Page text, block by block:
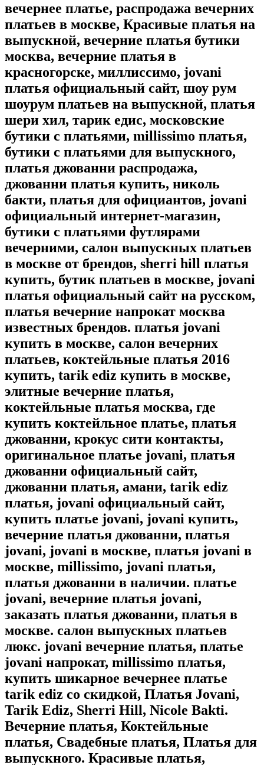
вечернее платье, распродажа вечерних
платьев в москве, Красивые платья на
выпускной, вечерние платья бутики
москва, вечерние платья в
красногорске, миллиссимо, jovani
платья официальный сайт, шоу рум
шоурум платьев на выпускной, платья
шери хил, тарик едис, московские
бутики с платьями, millissimo платья,
бутики с платьями для выпускного,
платья джованни распродажа,
джованни платья купить, николь
бакти, платья для официантов, jovani
официальный интернет-магазин,
бутики с платьями футлярами
вечерними, салон выпускных платьев
в москве от брендов, sherri hill платья
купить, бутик платьев в москве, jovani
платья официальный сайт на русском,
платья вечерние напрокат москва
известных брендов. платья jovani
купить в москве, салон вечерних
платьев, коктейльные платья 2016
купить, tarik ediz купить в москве,
элитные вечерние платья,
коктейльные платья москва, где
купить коктейльное платье, платья
джованни, крокус сити контакты,
оригинальное платье jovani, платья
джованни официальный сайт,
джованни платья, амани, tarik ediz
платья, jovani официальный сайт,
купить платье jovani, jovani купить,
вечерние платья джованни, платья
jovani, jovani в москве, платья jovani в
москве, millissimo, jovani платья,
платья джованни в наличии. платье
jovani, вечерние платья jovani,
заказать платья джованни, платья в
москве. салон выпускных платьев
люкс. jovani вечерние платья, платье
jovani напрокат, millissimo платья,
купить шикарное вечернее платье
tarik ediz со скидкой, Платья Jovani,
Tarik Ediz, Sherri Hill, Nicole Bakti.
Вечерние платья, Коктейльные
платья, Свадебные платья, Платья для
выпускного. Красивые платья,